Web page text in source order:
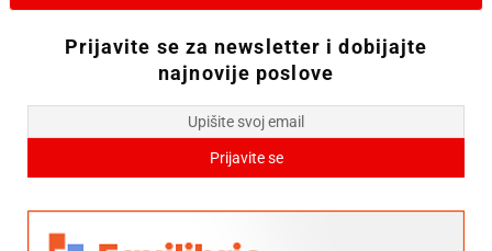
Prijavite se za newsletter i dobijajte
najnovije poslove